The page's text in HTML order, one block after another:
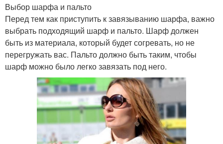
Выбор шарфа и пальто
Перед тем как приступить к завязыванию шарфа, важно
выбрать подходящий шарф и пальто. Шарф должен
быть из материала, который будет согревать, но не
перегружать вас. Пальто должно быть таким, чтобы
шарф можно было легко завязать под него.